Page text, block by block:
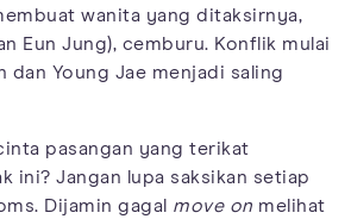
wanita yang ditaksirnya,
Eun Jung), cemburu. Konflik mulai
dan Young Jae menjadi saling
pasangan yang terikat
ini? Jangan lupa saksikan setiap
Dijamin gagal move on melihat